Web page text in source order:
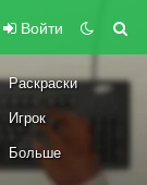
Войти
Раскраски
Игрок
Больше